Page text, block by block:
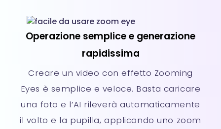
Operazione semplice e generazione
rapidissima
Creare un video con effetto Zooming
Eyes è semplice e veloce. Basta caricare
una foto e l’AI rileverà automaticamente
il volto e la pupilla, applicando uno zoom